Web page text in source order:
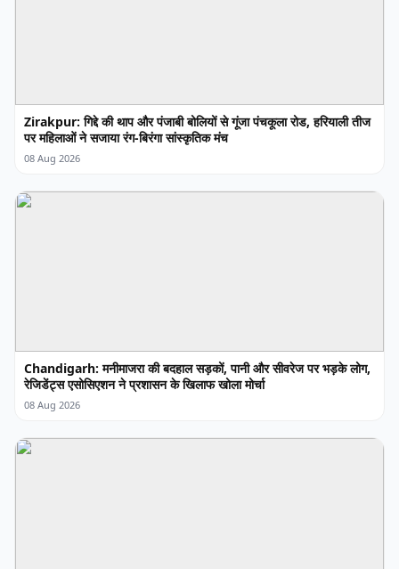
Zirakpur: गिद्दे की थाप और पंजाबी बोलियों से गूंजा पंचकूला रोड, हरियाली तीज
पर महिलाओं ने सजाया रंग-बिरंगा सांस्कृतिक मंच
08 Aug 2026
Chandigarh: मनीमाजरा की बदहाल सड़कों, पानी और सीवरेज पर भड़के लोग,
रेजिडेंट्स एसोसिएशन ने प्रशासन के खिलाफ खोला मोर्चा
08 Aug 2026